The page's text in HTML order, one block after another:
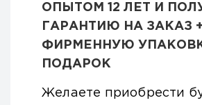
ОПЫТОМ 12 ЛЕТ И
ГАРАНТИЮ НА ЗАКАЗ
ФИРМЕННУЮ
ПОДАРОК
Желаете приобрести